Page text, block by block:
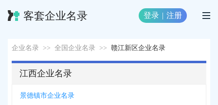
客套企业名录 登录 | 注册
企业名录 >> 全国企业名录 >> 赣江新区企业名录
江西企业名录
景德镇市企业名录